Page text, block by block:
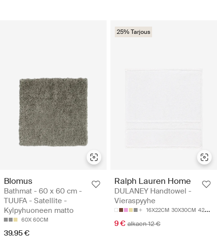
Blomus
Bathmat - 60 x 60 cm -
TUUFA - Satellite -
Kylpyhuoneen matto
60X 60CM
39.95 €
25% Tarjous
Ralph Lauren Home
DULANEY Handtowel -
Vieraspyyhe
16X22CM 30X30CM 42X70CM
9 € alkaen 12 €